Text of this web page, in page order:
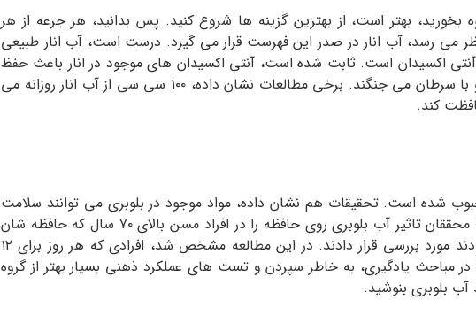
بخورید، بهتر است، از بهترین گزینه ها شروع کنید. پس بدانید، هر جرعه از هر
می رسد، آب انار در صدر این فهرست قرار می گیرد. درست است، آب انار طبیعی
آنتی اکسیدان است. ثابت شده است، آنتی اکسیدان های موجود در انار باعث حفظ
عملکرد مناسب سلول های مغز می شوند و با سرطان می جنگند. برخی مطالعات نشان داده، ۱۰۰ سی سی از آب انار روزانه می
کند.
شده است. تحقیقات هم نشان داده، مواد موجود در بلوبری می توانند سلامت
مغز را حفظ کنند. درمطالعه ای در اسکاتلند محققان تاثیر آب بلوبری روی حافظه را در افراد مسن بالای ۷۰ سال که حافظه شان
به دلیل روند پیرشدن دچار مشکل شده بودند مورد بررسی قرار دادند. در این مطالعه مشخص شد، افرادی که هر روز برای ۱۲
در مباحث یادگیری، به خاطر سپردن و تست های عملکرد ذهنی بسیار بهتر از گروه
بلوبری بنوشید.